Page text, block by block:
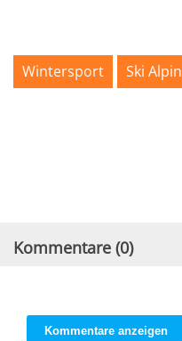
Wintersport Ski Alpin
Kommentare (0)
Kommentare anzeigen